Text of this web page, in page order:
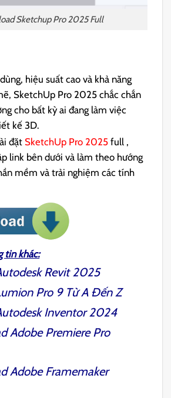
Sketchup Pro 2025 Full
hiệu suất cao và khả năng
SketchUp Pro 2025 chắc chắn
cho bất kỳ ai đang làm việc
kế 3D.
đặt SketchUp Pro 2025 full ,
link bên dưới và làm theo hướng
mềm và trải nghiệm các tính
tin khác:
Revit 2025
Pro 9Từ A Đến Z
Inventor 2024
Adobe Premiere Pro
Adobe Framemaker